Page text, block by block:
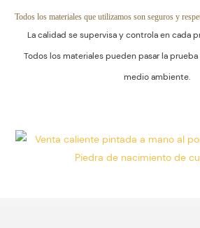
Garantizada.
De
Todos los materiales que utilizamos son seguros y
La calidad se supervisa y controla en cada
Todos los materiales pueden pasar la
medio ambiente.